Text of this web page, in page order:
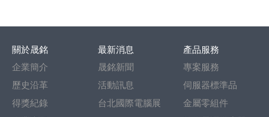
導覽列
關於晟銘
企業簡介
歷史沿革
得獎紀錄
最新消息
晟銘新聞
活動訊息
台北國際電腦展
產品服務
專案服務
伺服器標準品
金屬零組件